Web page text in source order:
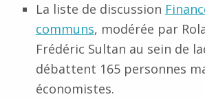
La liste de discussion
communs, modérée par
Frédéric Sultan au sein de
débattent 165 personnes
économistes.